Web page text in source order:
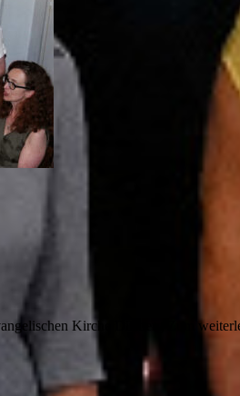
Kirche Dilsberg Zum